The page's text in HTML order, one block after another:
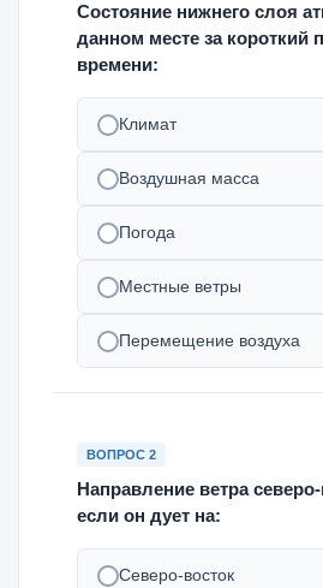
Состояние нижнего слоя
данном месте за короткий
времени:
Климат
Воздушная масса
Погода
Местные ветры
Перемещение воздуха
ВОПРОС 2
Направление ветра
если он дует на:
Северо-восток